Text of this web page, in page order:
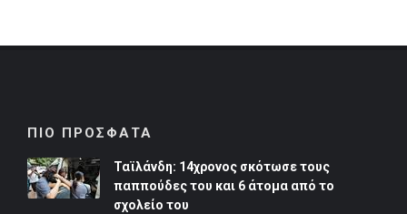
ΠΙΟ ΠΡΟΣΦΑΤΑ
Ταϊλάνδη: 14χρονος σκότωσε τους
παππούδες του και 6 άτομα από το
σχολείο του